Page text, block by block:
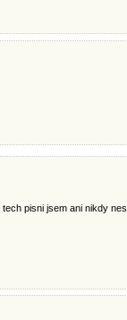
pisni jsem ani nikdy